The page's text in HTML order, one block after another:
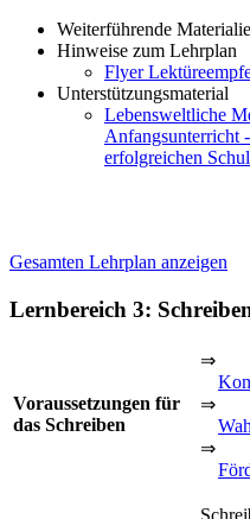
Weiterführende
Hinweise zum Lehrplan
Flyer
Unterstützungsmaterial
Lebensweltliche
Anfangsunterricht
erfolgreichen
Gesamten Lehrplan anzeigen
Lernbereich 3:
Voraussetzungen für
das Schreiben
⇒
⇒
⇒